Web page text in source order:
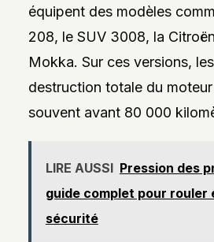
équipent des modèles
208, le SUV 3008, la
Mokka. Sur ces versions,
destruction totale du
souvent avant 80 000
LIRE AUSSI Pression des
guide complet pour rouler
sécurité